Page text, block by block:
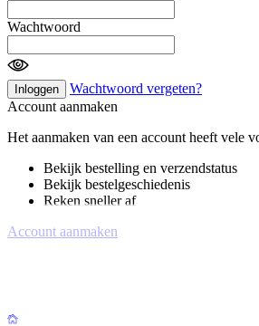
Wachtwoord
Inloggen
Wachtwoord vergeten?
Account aanmaken
Het aanmaken van een account heeft vele
Bekijk bestelling en verzendstatus
Bekijk bestelgeschiedenis
Reken sneller af
Account aanmaken